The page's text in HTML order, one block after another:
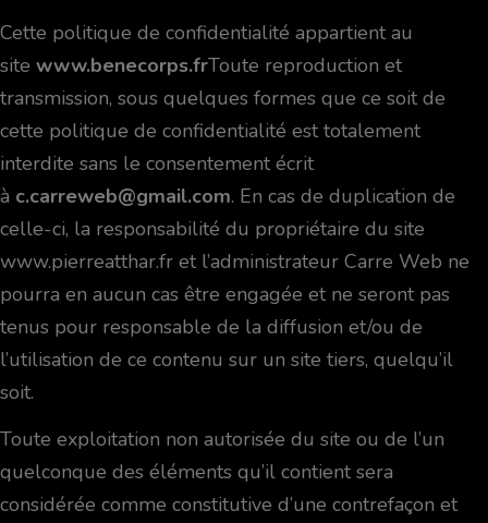
Cette politique de confidentialité appartient au
site www.benecorps.frToute reproduction et
transmission, sous quelques formes que ce soit de
cette politique de confidentialité est totalement
interdite sans le consentement écrit
à c.carreweb@gmail.com. En cas de duplication de
celle-ci, la responsabilité du propriétaire du site
www.pierreatthar.fr et l’administrateur Carre Web ne
pourra en aucun cas être engagée et ne seront pas
tenus pour responsable de la diffusion et/ou de
l’utilisation de ce contenu sur un site tiers, quelqu’il
soit.
Toute exploitation non autorisée du site ou de l’un
quelconque des éléments qu’il contient sera
considérée comme constitutive d’une contrefaçon et